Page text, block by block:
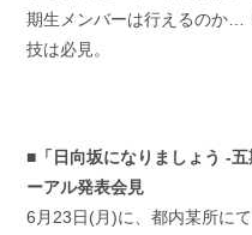
期生メンバーは行えるのか…
技は必見。
■「日向坂になりましょう -
ーアル発表会見
6月23日(月)に、都内某所に